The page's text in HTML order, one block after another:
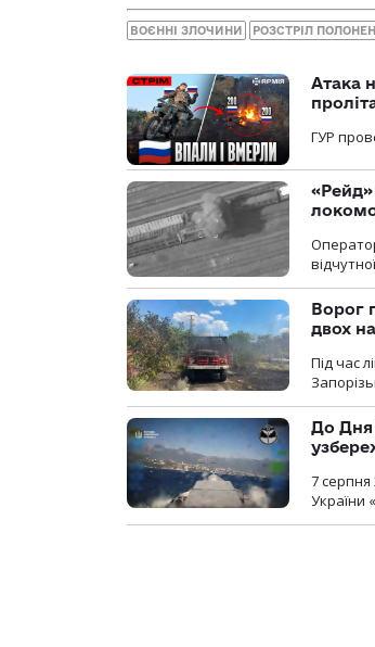
ВОЄННІ ЗЛОЧИНИ РОЗСТРІЛ
Атака
ГУР
«Рейд»
Ворог
двох
Під час
До Дня
7 серпня
України